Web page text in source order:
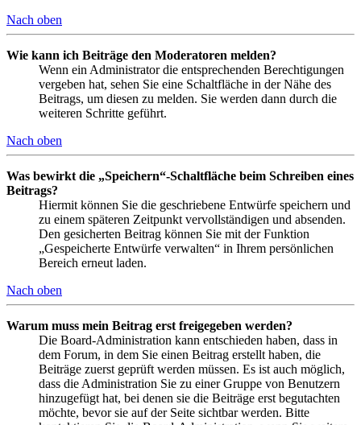
Nach oben
Wie kann ich Beiträge den Moderatoren melden?
Wenn ein Administrator die entsprechenden Berechtigungen
vergeben hat, sehen Sie eine Schaltfläche in der Nähe des
Beitrags, um diesen zu melden. Sie werden dann durch die
weiteren Schritte geführt.
Nach oben
Was bewirkt die „Speichern“-Schaltfläche beim Schreiben eines
Beitrags?
Hiermit können Sie die geschriebene Entwürfe speichern und
zu einem späteren Zeitpunkt vervollständigen und absenden.
Den gesicherten Beitrag können Sie mit der Funktion
„Gespeicherte Entwürfe verwalten“ in Ihrem persönlichen
Bereich erneut laden.
Nach oben
Warum muss mein Beitrag erst freigegeben werden?
Die Board-Administration kann entschieden haben, dass in
dem Forum, in dem Sie einen Beitrag erstellt haben, die
Beiträge zuerst geprüft werden müssen. Es ist auch möglich,
dass die Administration Sie zu einer Gruppe von Benutzern
hinzugefügt hat, bei denen sie die Beiträge erst begutachten
möchte, bevor sie auf der Seite sichtbar werden. Bitte